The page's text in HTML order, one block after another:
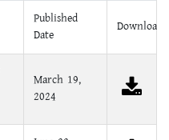
Published
Date
Download
March 19,
2024